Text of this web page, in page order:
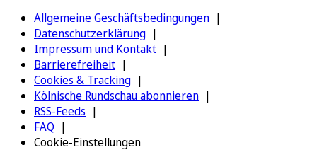
Allgemeine Geschäftsbedingungen
Datenschutzerklärung
Impressum und Kontakt
Barrierefreiheit
Cookies & Tracking
Kölnische Rundschau abonnieren
RSS-Feeds
FAQ
Cookie-Einstellungen